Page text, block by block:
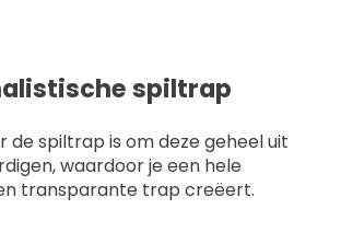
spiltrap
de spiltrap is om deze geheel uit
waardoor je een hele
transparante trap creëert.